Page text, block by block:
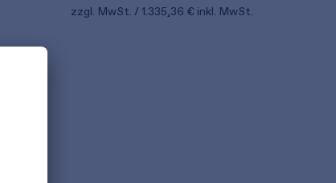
zzgl. MwSt. 1.335,36 € inkl. MwSt.